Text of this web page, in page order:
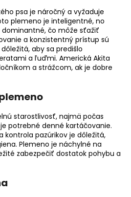
psa je náročný a vyžaduje
plemeno je inteligentné, no
čo môže sťažiť
a konzistentný prístup sú
aby sa predišlo
a ľuďmi. Americká Akita
a strážcom, ak je dobre
starostlivosť, najmä počas
potrebné denné kartáčovanie.
kontrola pazúrikov je dôležitá,
Plemeno je náchylné na
zabezpečiť dostatok pohybu a